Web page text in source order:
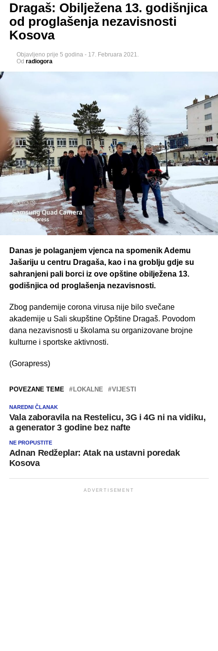
Dragaš: Obilježena 13. godišnjica
od proglašenja nezavisnosti
Kosova
Objavljeno prije 5 godina - 17. Februara 2021.
Od radiogora
Danas je polaganjem vjenca na spomenik Ademu
Jašariju u centru Dragaša, kao i na groblju gdje su
sahranjeni pali borci iz ove opštine obilježena 13.
godišnjica od proglašenja nezavisnosti.
Zbog pandemije corona virusa nije bilo svečane
akademije u Sali skupštine Opštine Dragaš. Povodom
dana nezavisnosti u školama su organizovane brojne
kulturne i sportske aktivnosti.
(Gorapress)
POVEZANE TEME LOKALNE VIJESTI
NAREDNI ČLANAK
Vala zaboravila na Restelicu, 3G i 4G ni na vidiku,
a generator 3 godine bez nafte
NE PROPUSTITE
Adnan Redžeplar: Atak na ustavni poredak
Kosova
ADVERTISEMENT